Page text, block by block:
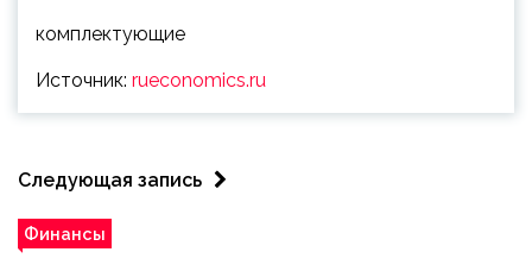
комплектующие
Источник: rueconomics.ru
Следующая запись
Финансы